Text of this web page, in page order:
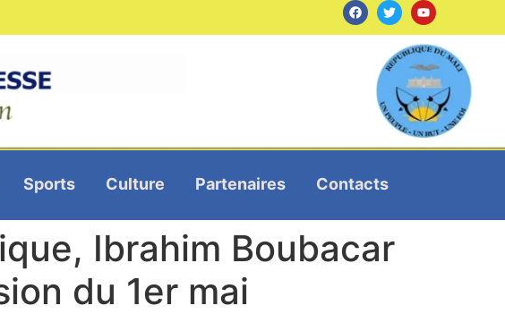
Sports Culture Partenaires Contacts
Ibrahim Boubacar
du 1er mai